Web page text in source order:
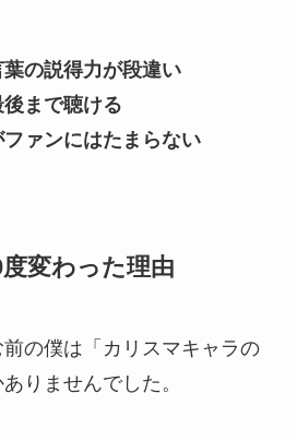
葉の説得力が段違い
後まで聴ける
ファンにはたまらない
変わった理由
の僕は「カリスマキャラの
りませんでした。